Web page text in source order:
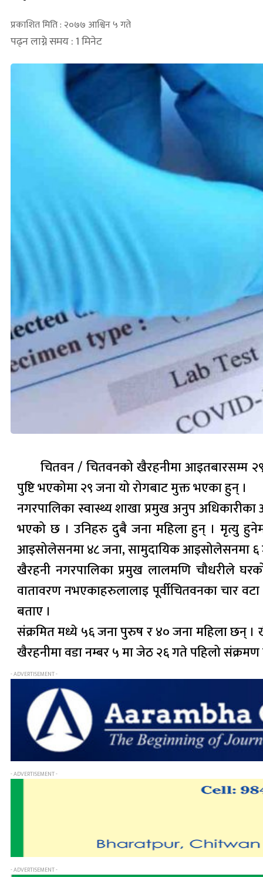
प्रकाशित मिति : २०७७ आश्विन ५ गते
पढ्न लाग्ने समय : 1 मिनेट
चितवन / चितवनको खैरहनीमा आइतबारसम्म
पुष्टि भएकोमा २९ जना यो रोगबाट मुक्त भएका हुन् ।
नगरपालिका स्वास्थ्य शाखा प्रमुख अनुप
भएको छ । उनिहरु दुबै जना महिला हुन् । मृत्यु
आइसोलेसनमा ४८ जना, सामुदायिक आइसोलेसनमा
खैरहनी नगरपालिका प्रमुख लालमणि चौधरीले
वातावरण नभएकाहरुलालाइ पूर्वीचितवनका चार
बताए ।
संक्रमित मध्ये ५६ जना पुरुष र ४० जना महिला छन् ।
खैरहनीमा वडा नम्बर ५ मा जेठ २६ गते पहिलो संक्रमण
- ADVERTISEMENT -
- ADVERTISEMENT -
- ADVERTISEMENT -